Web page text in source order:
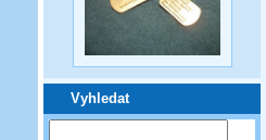
Vyhledat